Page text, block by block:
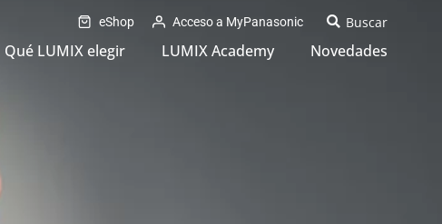
eShop Acceso a MyPanasonic
Qué LUMIX elegir LUMIX Academy Novedades